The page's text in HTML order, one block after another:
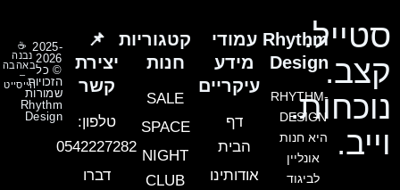
סטייל.
קצב.
נוכחות.
וייב.
Rhythm
Design
RHYTHM-
DESIGN
היא חנות
אונליין
לביגוד
עמודי
מידע
עיקריים
דף
הבית
אודותינו
קטגוריות
חנות
SALE
SPACE
NIGHT
CLUB
📌
יצירת
קשר
טלפון:
0542227282
דברו
2025-
2026
© כל
הזכויות
שמורות
Rhythm
Design
☕
נבנה
באהבה
–
הייסייט